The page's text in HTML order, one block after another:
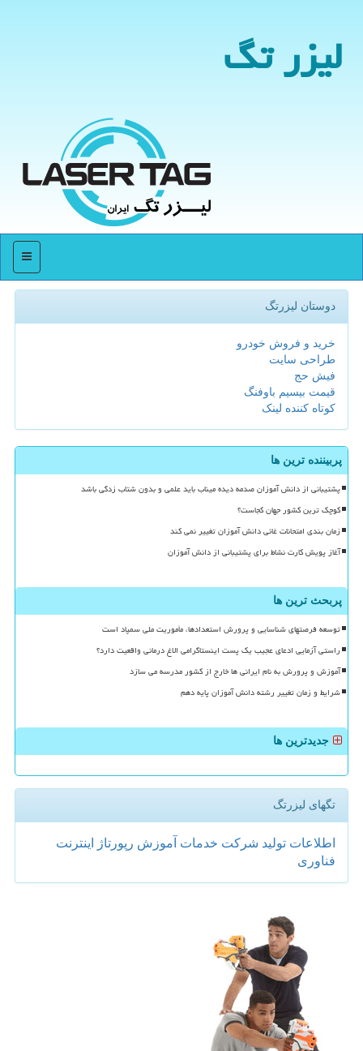
لیزر تگ
منو
دوستان لیزرتگ
خرید و فروش خودرو
طراحی سایت
فیش حج
قیمت بیسیم باوفنگ
کوتاه کننده لینک
پربیننده ترین ها
پشتیبانی از دانش آموزان صدمه دیده میناب باید علمی و بدون شتاب زدگی باشد
کوچک ترین کشور جهان کجاست؟
زمان بندی امتحانات غائی دانش آموزان تغییر نمی کند
آغاز پویش کارت نشاط برای پشتیبانی از دانش آموزان
پربحث ترین ها
توسعه فرصتهای شناسایی و پرورش استعدادها، مأموریت ملی سمپاد است
راستی آزمایی ادعای عجیب یک پست اینستاگرامی الاغ درمانی واقعیت دارد؟
آموزش و پرورش به نام ایرانی ها خارج از کشور مدرسه می سازد
شرایط و زمان تغییر رشته دانش آموزان پایه دهم
جدیدترین ها
تگهای لیزرتگ
اطلاعات تولید شركت خدمات آموزش رپورتاژ
اینترنت
فناوری